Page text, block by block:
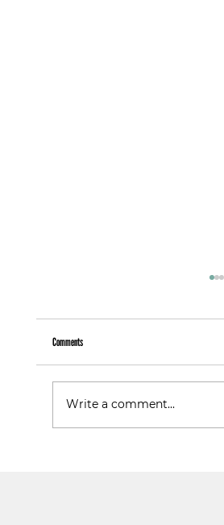
Warum Follower nicht gleich Kunden
Comments
Write a comment...